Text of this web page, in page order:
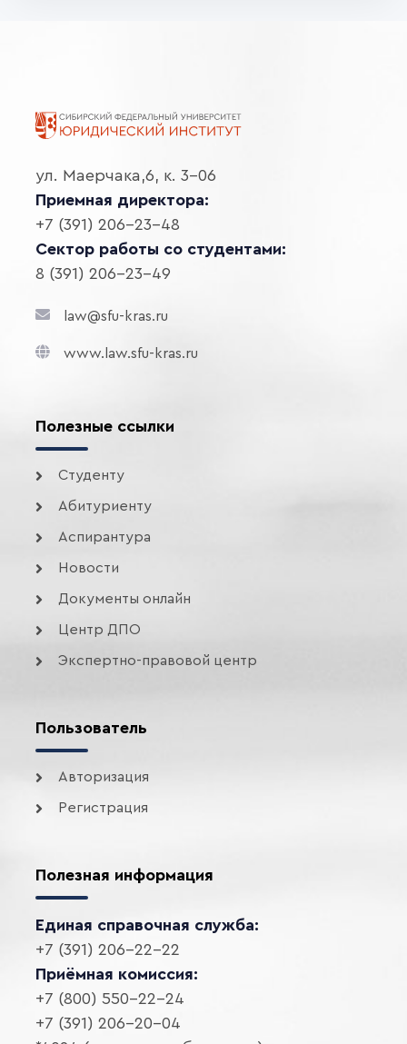
ул. Маерчака,6, к. 3-06
Приемная директора:
+7 (391) 206-23-48
Сектор работы со студентами:
8 (391) 206-23-49
law@sfu-kras.ru
www.law.sfu-kras.ru
Полезные ссылки
Студенту
Абитуриенту
Аспирантура
Новости
Документы онлайн
Центр ДПО
Экспертно-правовой центр
Пользователь
Авторизация
Регистрация
Полезная информация
Единая справочная служба:
+7 (391) 206-22-22
Приёмная комиссия:
+7 (800) 550-22-24
+7 (391) 206-20-04